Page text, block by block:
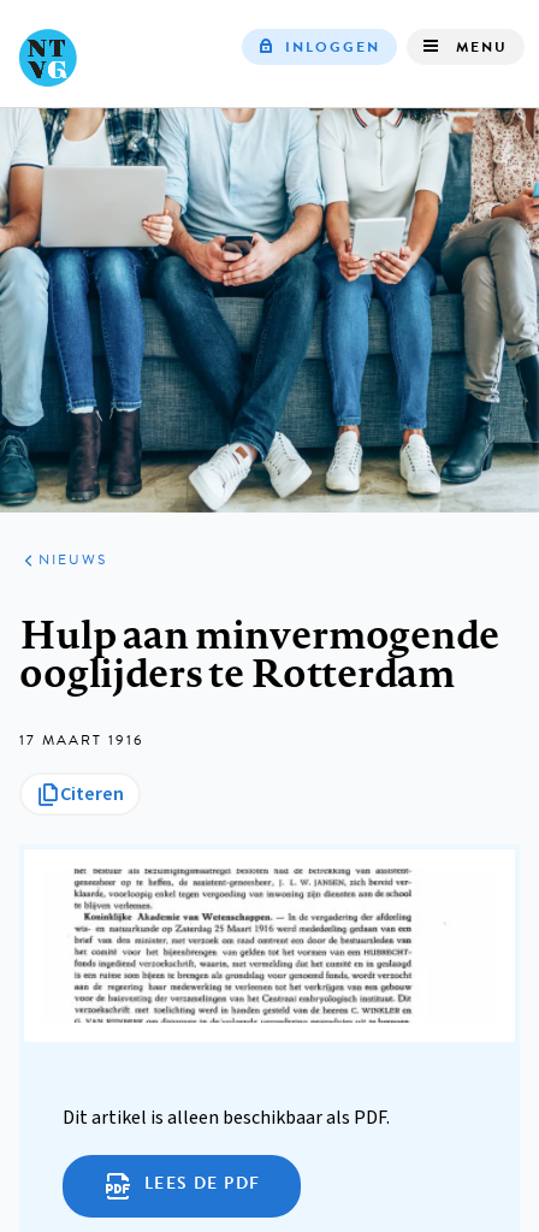
navigation
INLOGGEN MENU
ARTIKELEN
HET
KORT
NIEUWS
Hulp aan minvermogende
ooglijders te Rotterdam
17 MAART 1916
Citeren
Dit artikel is alleen beschikbaar als PDF.
LEES DE PDF